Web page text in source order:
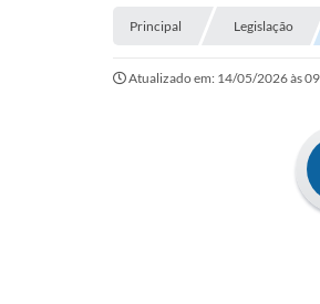
Principal Legislação
Atualizado em: 14/05/2026 às